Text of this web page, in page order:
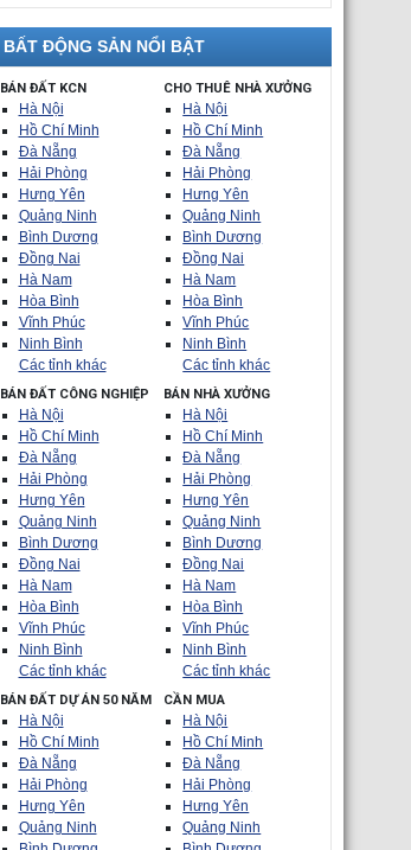
BẤT ĐỘNG SẢN NỔI BẬT
BÁN ĐẤT KCN
Hà Nội
Hồ Chí Minh
Đà Nẵng
Hải Phòng
Hưng Yên
Quảng Ninh
Bình Dương
Đồng Nai
Hà Nam
Hòa Bình
Vĩnh Phúc
Ninh Bình
Các tỉnh khác
CHO THUÊ NHÀ XƯỞNG
Hà Nội
Hồ Chí Minh
Đà Nẵng
Hải Phòng
Hưng Yên
Quảng Ninh
Bình Dương
Đồng Nai
Hà Nam
Hòa Bình
Vĩnh Phúc
Ninh Bình
Các tỉnh khác
BÁN ĐẤT CÔNG NGHIỆP
Hà Nội
Hồ Chí Minh
Đà Nẵng
Hải Phòng
Hưng Yên
Quảng Ninh
Bình Dương
Đồng Nai
Hà Nam
Hòa Bình
Vĩnh Phúc
Ninh Bình
Các tỉnh khác
BÁN NHÀ XƯỞNG
Hà Nội
Hồ Chí Minh
Đà Nẵng
Hải Phòng
Hưng Yên
Quảng Ninh
Bình Dương
Đồng Nai
Hà Nam
Hòa Bình
Vĩnh Phúc
Ninh Bình
Các tỉnh khác
BÁN ĐẤT DỰ ÁN 50 NĂM
Hà Nội
Hồ Chí Minh
Đà Nẵng
Hải Phòng
Hưng Yên
Quảng Ninh
CẦN MUA
Hà Nội
Hồ Chí Minh
Đà Nẵng
Hải Phòng
Hưng Yên
Quảng Ninh